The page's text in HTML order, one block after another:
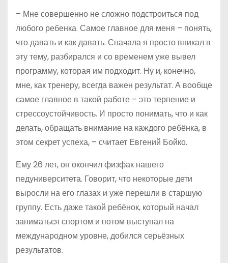
– Мне совершенно не сложно подстроиться под
любого ребенка. Самое главное для меня – понять,
что давать и как давать. Сначала я просто вникал в
эту тему, разбирался и со временем уже вывел
программу, которая им подходит. Ну и, конечно,
мне, как тренеру, всегда важен результат. А вообще
самое главное в такой работе – это терпение и
стрессоустойчивость. И просто понимать, что и как
делать, обращать внимание на каждого ребёнка, в
этом секрет успеха, – считает Евгений Бойко.
Ему 26 лет, он окончил физфак нашего
педуниверситета. Говорит, что некоторые дети
выросли на его глазах и уже перешли в старшую
группу. Есть даже такой ребёнок, который начал
заниматься спортом и потом выступал на
международном уровне, добился серьёзных
результатов.